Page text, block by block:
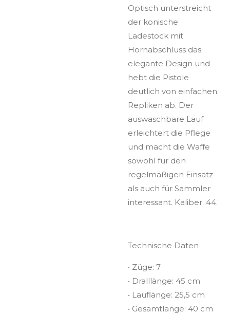
Optisch unterstreicht
der konische
Ladestock mit
Hornabschluss das
elegante Design und
hebt die Pistole
deutlich von einfachen
Repliken ab. Der
auswaschbare Lauf
erleichtert die Pflege
und macht die Waffe
sowohl für den
regelmäßigen Einsatz
als auch für Sammler
interessant. Kaliber .44.
Technische Daten
• Züge: 7
• Dralllänge: 45 cm
• Lauflänge: 25,5 cm
• Gesamtlänge: 40 cm